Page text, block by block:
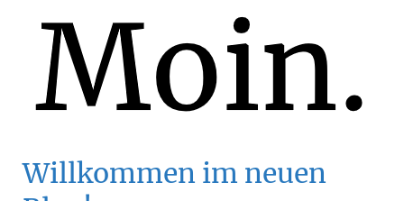
Kommunikation
Bloggen
als
Willkommen im neuen